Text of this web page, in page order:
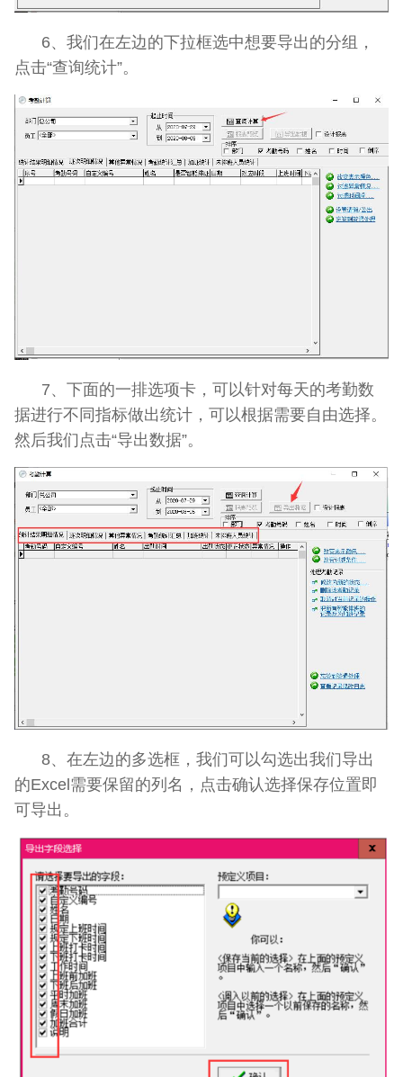
6、我们在左边的下拉框选中想要导出的分组，
点击“查询统计”。
7、下面的一排选项卡，可以针对每天的考勤数
据进行不同指标做出统计，可以根据需要自由选择。
然后我们点击“导出数据”。
8、在左边的多选框，我们可以勾选出我们导出
的Excel需要保留的列名，点击确认选择保存位置即
可导出。